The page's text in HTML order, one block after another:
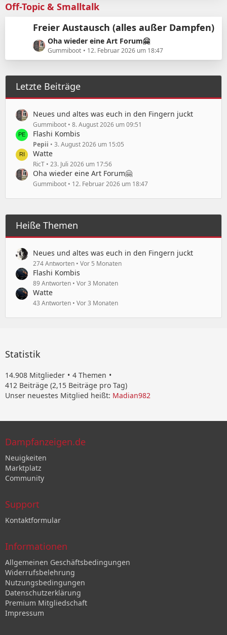
t
ä
g
e
t
e
B
e
i
t
r
ä
Off-Topic & Smalltalk
Freier Austausch (alles außer Dampfen)
L
e
t
t
e
B
e
i
t
r
ä
g
e
Oha wieder eine Art Forum🤗
Gummiboot 12. Februar 2026 um 18:47
Letzte Beiträge
Neues und altes was euch in den Fingern juckt
Gummiboot 8. August 2026 um 09:51
Flashi Kombis
Pepii 3. August 2026 um 15:05
Watte
RicT 23. Juli 2026 um 17:56
Oha wieder eine Art Forum🤗
Gummiboot 12. Februar 2026 um 18:47
Heiße Themen
Neues und altes was euch in den Fingern juckt
274 Antworten Vor 5 Monaten
Flashi Kombis
89 Antworten Vor 3 Monaten
Watte
43 Antworten Vor 3 Monaten
Statistik
14.908 Mitglieder
4 Themen
412 Beiträge (2,15 Beiträge pro Tag)
Unser neuestes Mitglied heißt: Madian982
Dampfanzeigen.de
Neuigkeiten
Marktplatz
Community
Support
Kontaktformular
Informationen
Allgemeinen Geschäftsbedingungen
Widerrufsbelehrung
Nutzungsbedingungen
Datenschutzerklärung
Premium Mitgliedschaft
Impressum